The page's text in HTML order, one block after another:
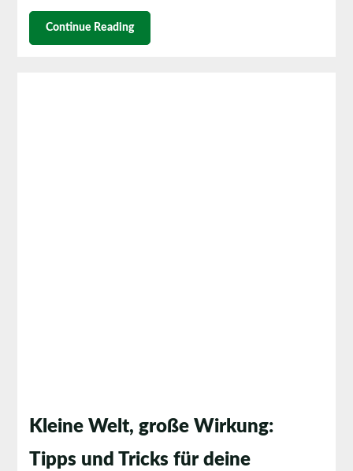
Continue Reading
Kleine Welt, große Wirkung:
Tipps und Tricks für deine